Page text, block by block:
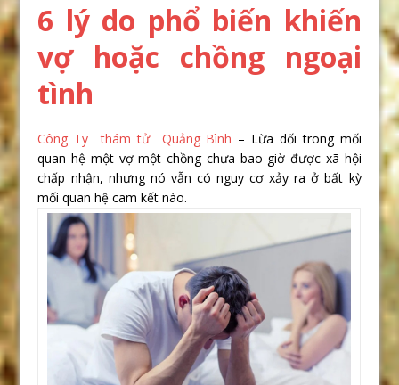
6 lý do phổ biến khiến
vợ hoặc chồng ngoại
tình
Công Ty thám tử Quảng Bình – Lừa dối trong mối
quan hệ một vợ một chồng chưa bao giờ được xã hội
chấp nhận, nhưng nó vẫn có nguy cơ xảy ra ở bất kỳ
mối quan hệ cam kết nào.